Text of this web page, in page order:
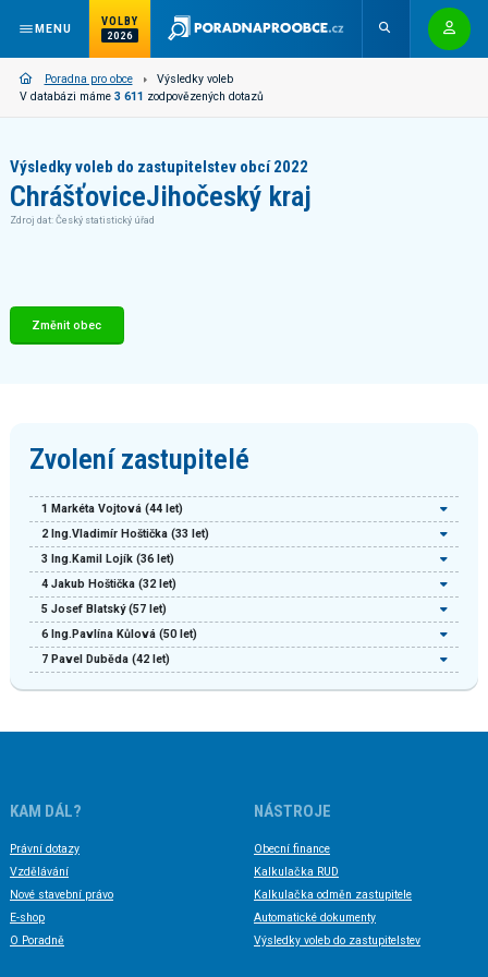
MENU
VOLBY
2026
Poradna pro obce
Výsledky voleb
V databázi máme 3 611 zodpovězených dotazů
Výsledky voleb do zastupitelstev obcí 2022
ChrášťoviceJihočeský kraj
Zdroj dat: Český statistický úřad
Změnit obec
Zvolení zastupitelé
1 Markéta Vojtová(44 let)
2 Ing.Vladimír Hoštička(33 let)
3 Ing.Kamil Lojík(36 let)
4 Jakub Hoštička(32 let)
5 Josef Blatský(57 let)
6 Ing.Pavlína Kůlová(50 let)
7 Pavel Duběda(42 let)
KAM DÁL?
Právní dotazy
Vzdělávání
Nové stavební právo
E-shop
O Poradně
NÁSTROJE
Obecní finance
Kalkulačka RUD
Kalkulačka odměn zastupitele
Automatické dokumenty
Výsledky voleb do zastupitelstev